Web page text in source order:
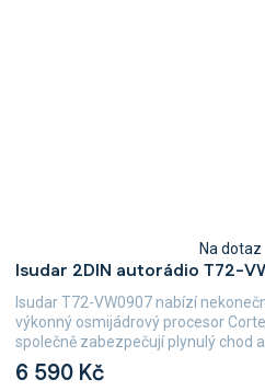
Isudar 2DIN autorádio T72-
hodnocení
produktu
je
5,0
z
5
Na dotaz
6 590 Kč
Isudar T72-VW0907 nabízí
výkonný osmijádrový procesor
společně zabezpečují plynulý chod